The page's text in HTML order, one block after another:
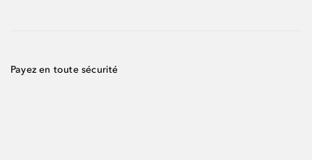
Payez en toute sécurité